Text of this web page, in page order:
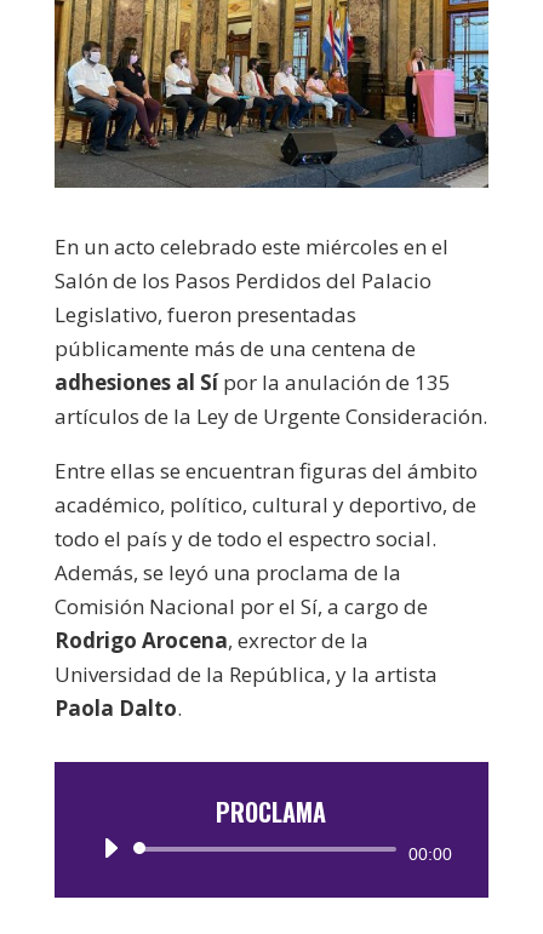
En un acto celebrado este miércoles en el
Salón de los Pasos Perdidos del Palacio
Legislativo, fueron presentadas
públicamente más de una centena de
adhesiones al Sípor la anulación de 135
artículos de la Ley de Urgente Consideración.
Entre ellas se encuentran figuras del ámbito
académico, político, cultural y deportivo, de
todo el país y de todo el espectro social.
Además, se leyó una proclama de la
Comisión Nacional por el Sí, a cargo de
Rodrigo Arocena, exrector de la
Universidad de la República, y la artista
Paola Dalto.
PROCLAMA
Reproductor
00:00